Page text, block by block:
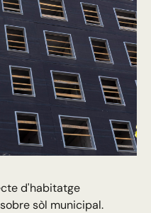
d'habitatge
sòl municipal.